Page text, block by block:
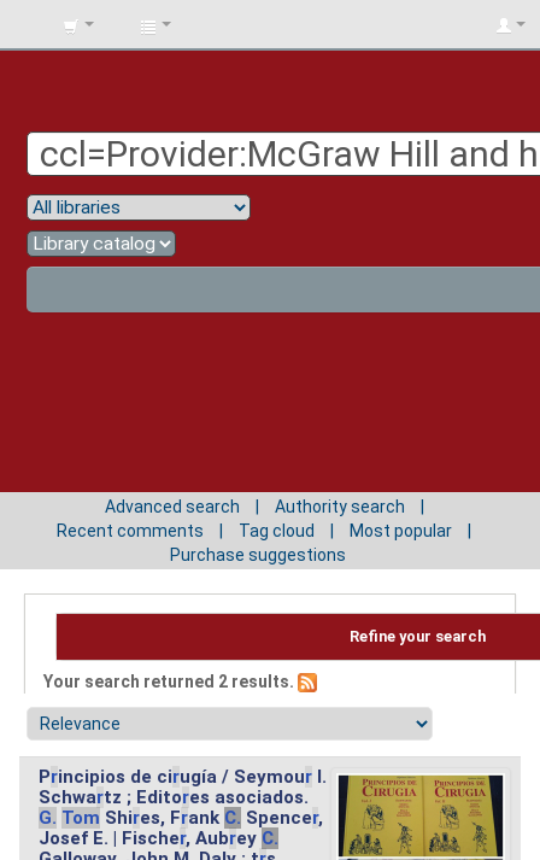
BIBLIOTECA
Advanced search
Authority search
Recent comments
Tag cloud
Most popular
Purchase suggestions
Refine your search
Your search returned 2 results.
Principios de cirugía / Seymour I.
Schwartz ; Editores asociados.
G. Tom Shires, Frank C. Spencer,
Josef E. | Fischer, Aubrey C.